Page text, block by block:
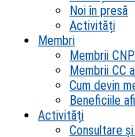
Noi în presă
Activități
Membri
Membrii
Membrii CC
Cum devin
Beneficiile
Activități
Consultare